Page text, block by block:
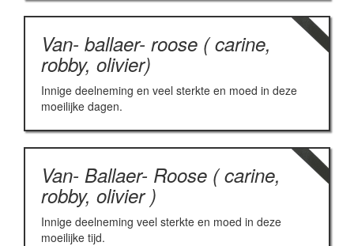
Van- ballaer- roose ( carine,
robby, olivier)
Innige deelneming en veel sterkte en moed in deze
moeilijke dagen.
Van- Ballaer- Roose ( carine,
robby, olivier )
Innige deelneming veel sterkte en moed in deze
moeilijke tijd.